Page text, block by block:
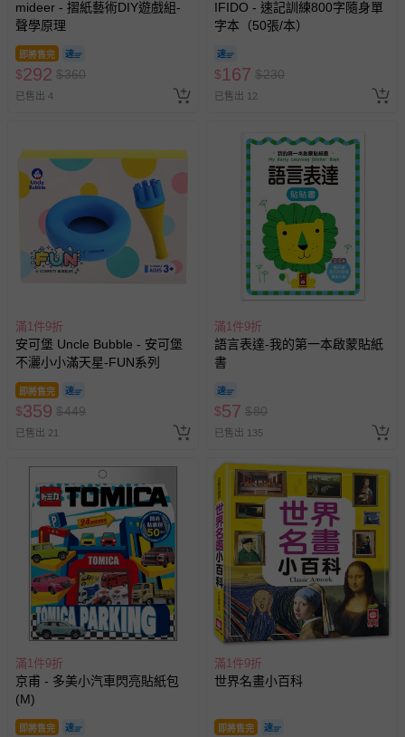
mideer - 摺紙藝術DIY遊戲組-
聲學原理
即將售完
$292 $360
已售出 4
IFIDO - 速記訓練800字隨身單
字本（50張/本）
$167 $230
已售出 12
滿1件9折
安可堡 Uncle Bubble - 安可堡
不灑小小滿天星-FUN系列
即將售完
$359 $449
已售出 21
滿1件9折
語言表達-我的第一本啟蒙貼紙
書
$57 $80
已售出 135
滿1件9折
京甫 - 多美小汽車閃亮貼紙包
(M)
即將售完
滿1件9折
世界名畫小百科
即將售完